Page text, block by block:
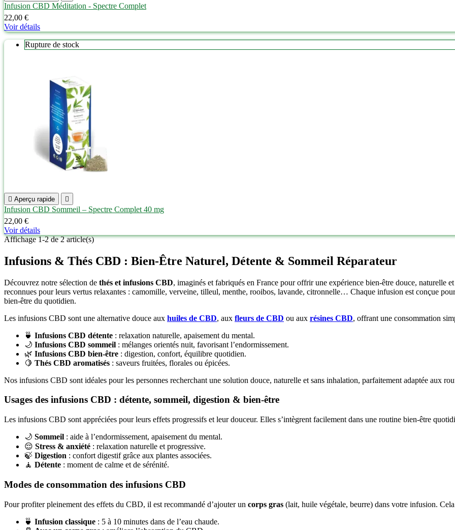
Infusion CBD Méditation - Spectre Complet
22,00 €
Voir détails
Rupture de stock
 Aperçu rapide 
Infusion CBD Sommeil – Spectre Complet 40 mg
22,00 €
Voir détails
Affichage 1-2 de 2 article(s)
Infusions & Thés CBD : Bien‑Être Naturel, Détente & Sommeil Réparateur
Découvrez notre sélection de thés et infusions CBD, imaginés et fabriqués en France pour offrir une expérience bien‑être douce, naturelle
reconnues pour leurs vertus relaxantes : camomille, verveine, tilleul, menthe, rooibos, lavande, citronnelle… Chaque infusion est conçue
bien‑être du quotidien.
Les infusions CBD sont une alternative douce aux huiles de CBD, aux fleurs de CBD ou aux résines CBD, offrant une consommation
🍵 Infusions CBD détente : relaxation naturelle, apaisement du mental.
🌙 Infusions CBD sommeil : mélanges orientés nuit, favorisant l’endormissement.
🌿 Infusions CBD bien‑être : digestion, confort, équilibre quotidien.
🍋 Thés CBD aromatisés : saveurs fruitées, florales ou épicées.
Nos infusions CBD sont idéales pour les personnes recherchant une solution douce, naturelle et sans inhalation, parfaitement adaptée aux
Usages des infusions CBD : détente, sommeil, digestion & bien‑être
Les infusions CBD sont appréciées pour leurs effets progressifs et leur douceur. Elles s’intègrent facilement dans une routine bien‑être
🌙 Sommeil : aide à l’endormissement, apaisement du mental.
😌 Stress & anxiété : relaxation naturelle et progressive.
🍃 Digestion : confort digestif grâce aux plantes associées.
🧘 Détente : moment de calme et de sérénité.
Modes de consommation des infusions CBD
Pour profiter pleinement des effets du CBD, il est recommandé d’ajouter un corps gras (lait, huile végétale, beurre) dans votre infusion.
🍵 Infusion classique : 5 à 10 minutes dans de l’eau chaude.